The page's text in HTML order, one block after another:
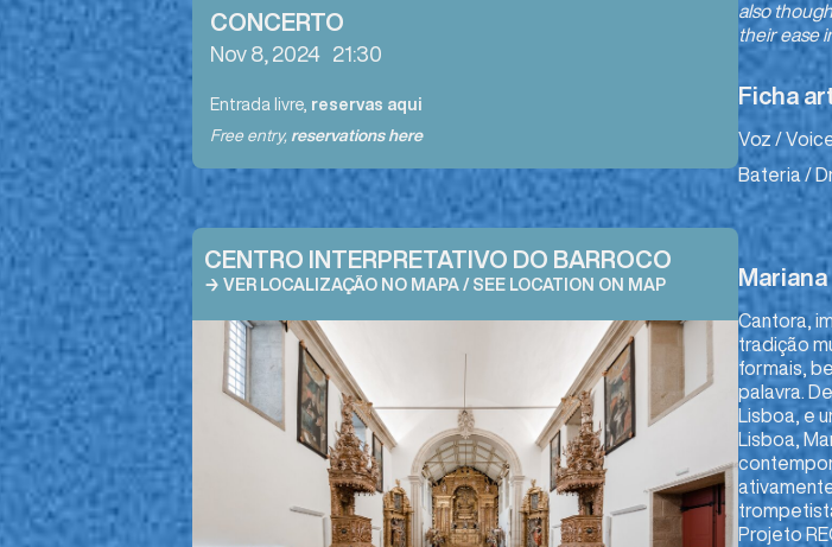
CONCERTO
Nov 8, 2024 21:30
Entrada livre, reservas aqui
Free entry, reservations here
CENTRO INTERPRETATIVO DO BARROCO
→ VER LOCALIZAÇÃO NO MAPA / SEE LOCATION ON MAP
also
their ease
Ficha
Voz /
Bateria /
Cantora,
tradição
formais,
palavra.
Lisboa, e
Lisboa,
Projeto